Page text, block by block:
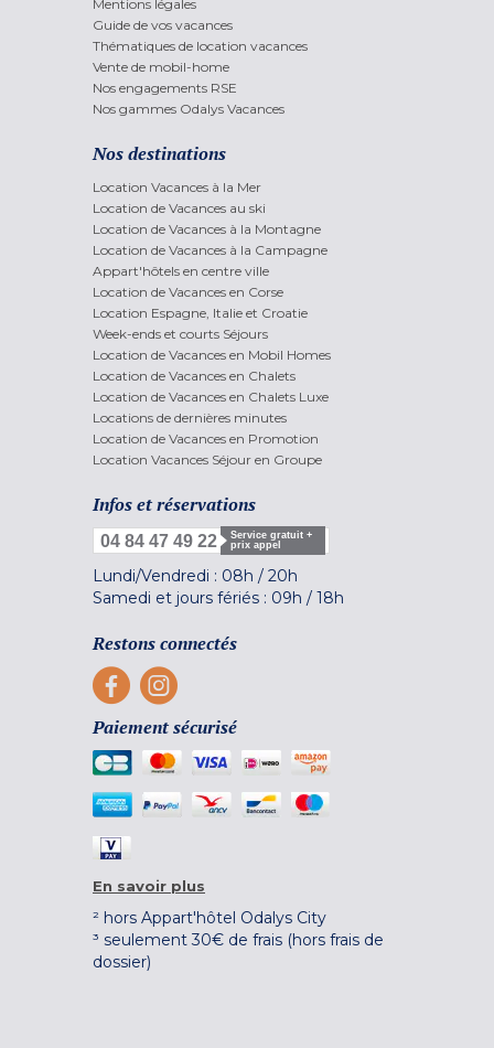
Mentions légales
Guide de vos vacances
Thématiques de location vacances
Vente de mobil-home
Nos engagements RSE
Nos gammes Odalys Vacances
Nos destinations
Location Vacances à la Mer
Location de Vacances au ski
Location de Vacances à la Montagne
Location de Vacances à la Campagne
Appart'hôtels en centre ville
Location de Vacances en Corse
Location Espagne, Italie et Croatie
Week-ends et courts Séjours
Location de Vacances en Mobil Homes
Location de Vacances en Chalets
Location de Vacances en Chalets Luxe
Locations de dernières minutes
Location de Vacances en Promotion
Location Vacances Séjour en Groupe
Infos et réservations
04 84 47 49 22
Service gratuit +
prix appel
Lundi/Vendredi : 08h / 20h
Samedi et jours fériés : 09h / 18h
Restons connectés
Paiement sécurisé
En savoir plus
² hors Appart'hôtel Odalys City
³ seulement 30€ de frais (hors frais de
dossier)